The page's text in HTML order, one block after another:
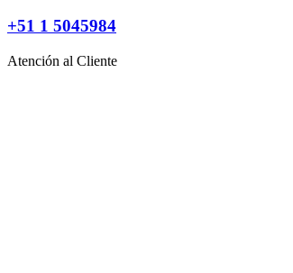
+51 1 5045984
Atención al Cliente